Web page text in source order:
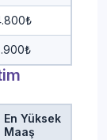
En Yüksek
Maaş